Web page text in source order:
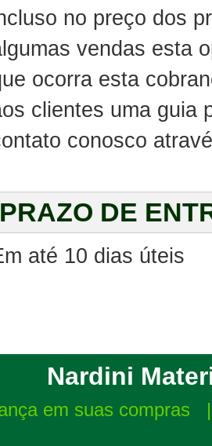
no preço dos
vendas esta
ocorra esta
clientes uma guia
conosco
PRAZO DE
até 10 dias úteis
Nardini
em suas compras